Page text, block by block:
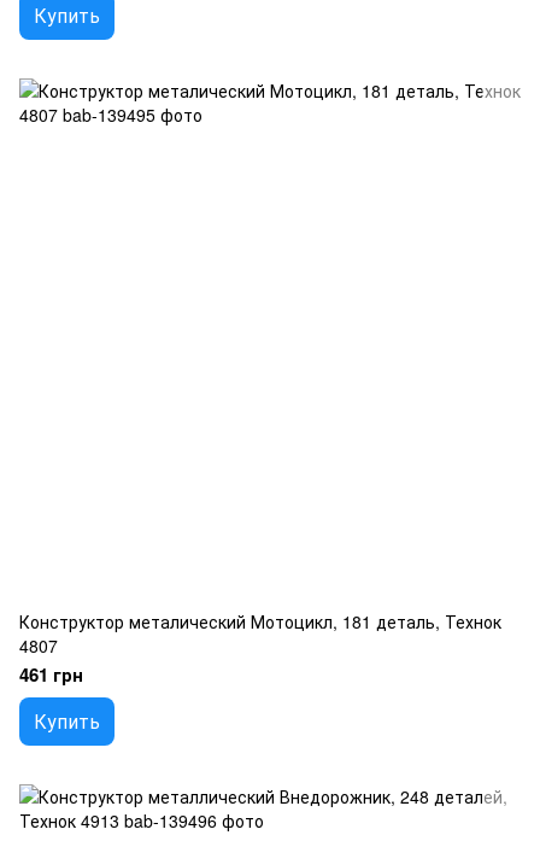
Купить
Конструктор металический Мотоцикл, 181 деталь, Технок
4807
461 грн
Купить